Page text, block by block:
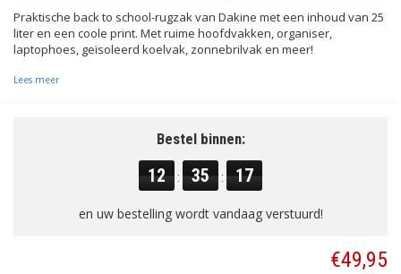
Praktische back to school-rugzak van Dakine met een inhoud van 25
liter en een coole print. Met ruime hoofdvakken, organiser,
laptophoes, geïsoleerd koelvak, zonnebrilvak en meer!
Lees meer
Bestel binnen:
12 : 35 : 16
en uw bestelling wordt vandaag verstuurd!
€49,95